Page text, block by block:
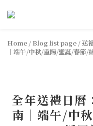
Home / Blog list page /送
｜端午/中秋/重陽/聖誕/春節/
全年送禮日曆
南｜端午/中